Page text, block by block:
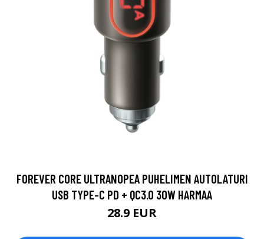
FOREVER CORE ULTRANOPEA PUHELIMEN AUTOLATURI
USB TYPE-C PD + QC3.0 30W HARMAA
28.9 EUR